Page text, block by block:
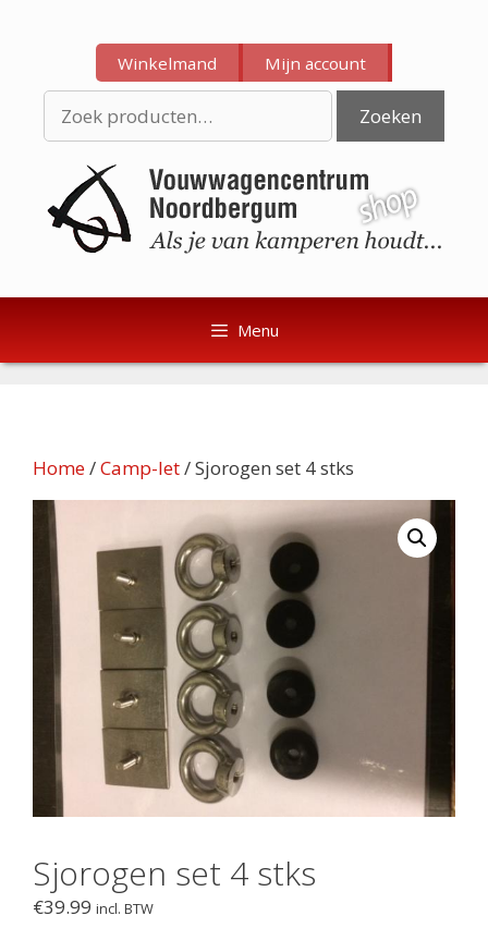
inhoud
inhoud
Winkelmand Mijn account
naar:
Zoeken
Menu
Home/Camp-let/ Sjorogen set 4 stks
Sjorogen set 4 stks
€39.99 incl. BTW